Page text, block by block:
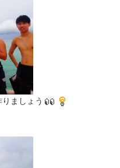
りましょう